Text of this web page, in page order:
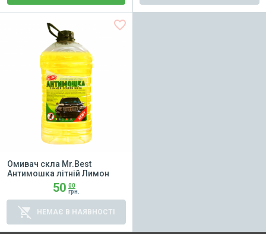
Омивач скла Mr.Best
Антимошка літній Лимон
50 00
грн.
remove_shopping_cart НЕМАЄ В НАЯВНОСТІ
favorite_border